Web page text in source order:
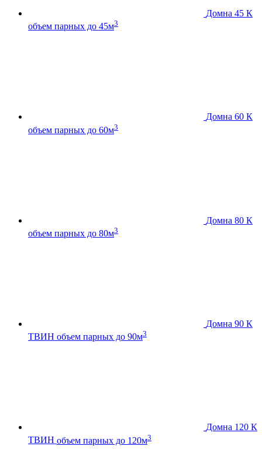
Домна 45 К
объем парных до 45м3
Домна 60 К
объем парных до 60м3
Домна 80 К
объем парных до 80м3
Домна 90 К
ТВИН объем парных до 90м3
Домна 120 К
ТВИН объем парных до 120м3